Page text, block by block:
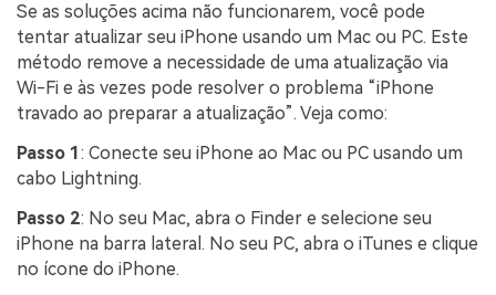
Se as soluções acima não funcionarem, você pode
tentar atualizar seu iPhone usando um Mac ou PC. Este
método remove a necessidade de uma atualização via
Wi-Fi e às vezes pode resolver o problema “iPhone
travado ao preparar a atualização”. Veja como:
Passo 1 : Conecte seu iPhone ao Mac ou PC usando um
cabo Lightning.
Passo 2: No seu Mac, abra o Finder e selecione seu
iPhone na barra lateral. No seu PC, abra o iTunes e clique
no ícone do iPhone.